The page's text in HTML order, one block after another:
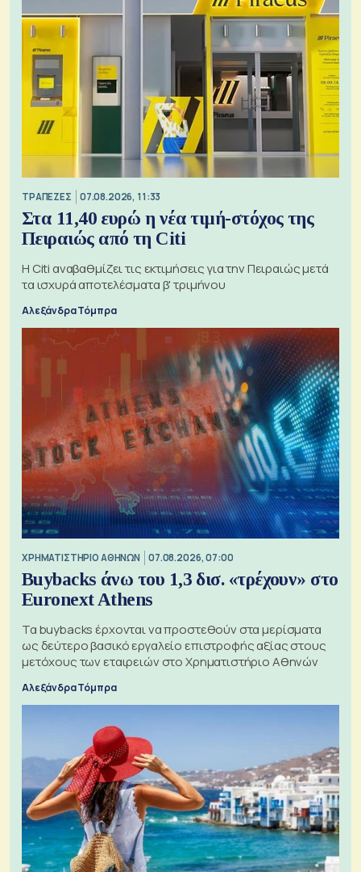
ΤΡΑΠΕΖΕΣ 07.08.2026, 11:33
Στα 11,40 ευρώ η νέα τιμή-στόχος της
Πειραιώς από τη Citi
Η Citi αναβαθμίζει τις εκτιμήσεις για την Πειραιώς μετά
τα ισχυρά αποτελέσματα β' τριμήνου
Αλεξάνδρα Τόμπρα
XΡΗΜΑΤΙΣΤΗΡΙΟ ΑΘΗΝΩΝ 07.08.2026, 07:00
Buybacks άνω του 1,3 δισ. «τρέχουν» στο
Euronext Athens
Τα buybacks έρχονται να προστεθούν στα μερίσματα
ως δεύτερο βασικό εργαλείο επιστροφής αξίας στους
μετόχους των εταιρειών στο Χρηματιστήριο Αθηνών
Αλεξάνδρα Τόμπρα